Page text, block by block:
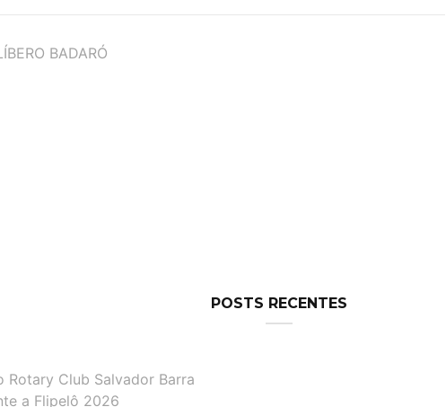
BADARÓ
POSTS RECENTES
Rotary Club Salvador Barra
a Flipelô 2026